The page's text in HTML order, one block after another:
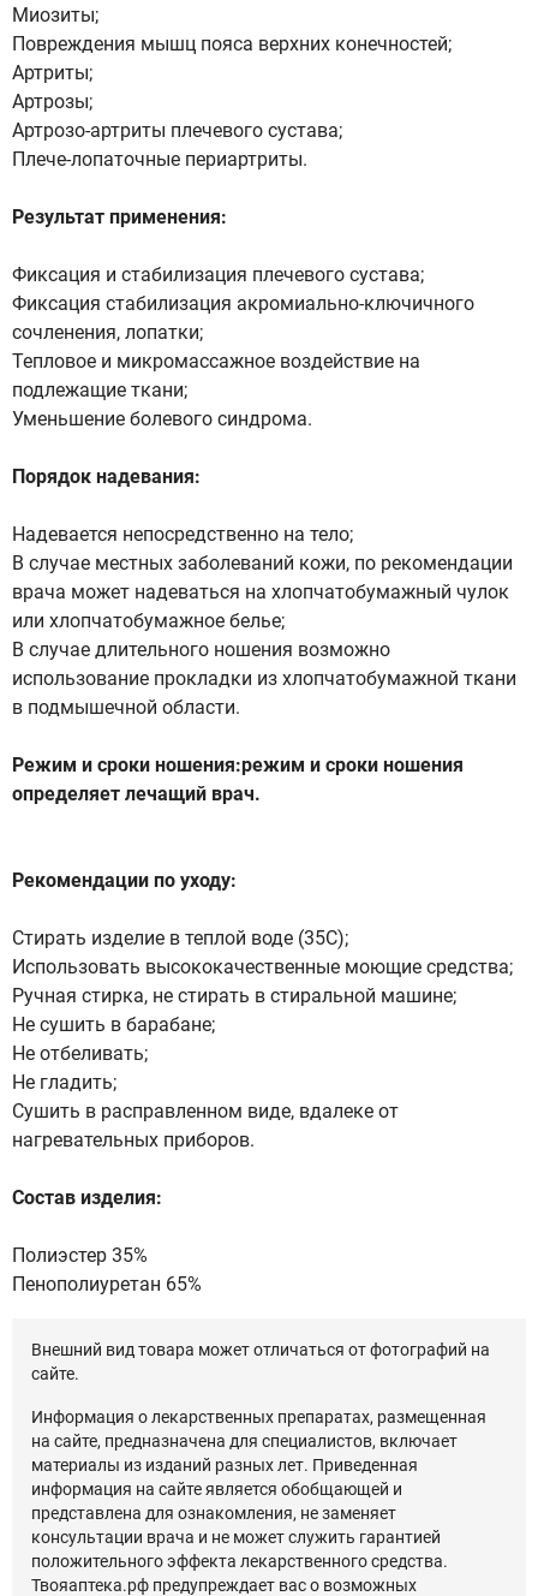
Миозиты;
Повреждения мышц пояса верхних конечностей;
Артриты;
Артрозы;
Артрозо-артриты плечевого сустава;
Плече-лопаточные периартриты.
Результат применения:
Фиксация и стабилизация плечевого сустава;
Фиксация стабилизация акромиально-ключичного
сочленения, лопатки;
Тепловое и микромассажное воздействие на
подлежащие ткани;
Уменьшение болевого синдрома.
Порядок надевания:
Надевается непосредственно на тело;
В случае местных заболеваний кожи, по рекомендации
врача может надеваться на хлопчатобумажный чулок
или хлопчатобумажное белье;
В случае длительного ношения возможно
использование прокладки из хлопчатобумажной ткани
в подмышечной области.
Режим и сроки ношения:режим и сроки ношения
определяет лечащий врач.
Рекомендации по уходу:
Стирать изделие в теплой воде (35С);
Использовать высококачественные моющие средства;
Ручная стирка, не стирать в стиральной машине;
Не сушить в барабане;
Не отбеливать;
Не гладить;
Сушить в расправленном виде, вдалеке от
нагревательных приборов.
Состав изделия:
Полиэстер 35%
Пенополиуретан 65%
Внешний вид товара может отличаться от фотографий на
сайте.
Информация о лекарственных препаратах, размещенная
на сайте, предназначена для специалистов, включает
материалы из изданий разных лет. Приведенная
информация на сайте является обобщающей и
представлена для ознакомления, не заменяет
консультации врача и не может служить гарантией
положительного эффекта лекарственного средства.
Твояаптека.рф предупреждает вас о возможных